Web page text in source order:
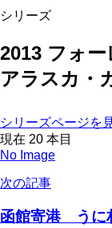
シリーズ
2013 フォ
アラスカ・
シリーズページを
現在 20 本目
No Image
次の記事
函館寄港 うに